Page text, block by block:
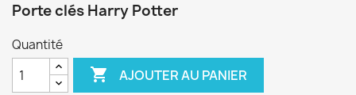
Porte clés Harry Potter
Quantité
 AJOUTER AU PANIER